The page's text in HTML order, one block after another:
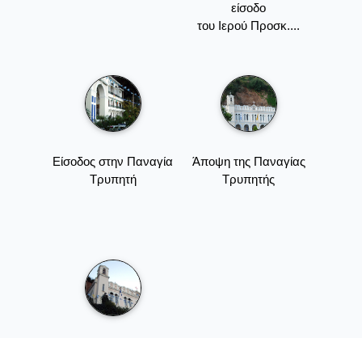
είσοδο
του Ιερού Προσκ....
Είσοδος στην Παναγία
Τρυπητή
Άποψη της Παναγίας
Τρυπητής